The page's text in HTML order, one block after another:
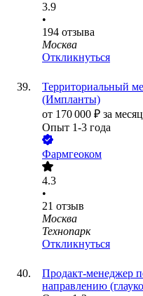
3.9
•
194 отзыва
Москва
Откликнуться
Территориальный
(Импланты)
от 170 000 ₽ за
Опыт 1-3 года
Фармгеоком
4.3
•
21 отзыв
Москва
Технопарк
Откликнуться
Продакт-менеджер
направлению